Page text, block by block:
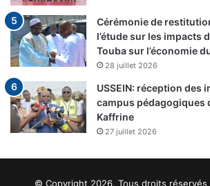
Cérémonie de
l’étude sur les impacts
Touba sur l’économie
28 juillet 2026
USSEIN: réception des
campus pédagogiques
Kaffrine
27 juillet 2026
© Copyright 2026, Tous droits